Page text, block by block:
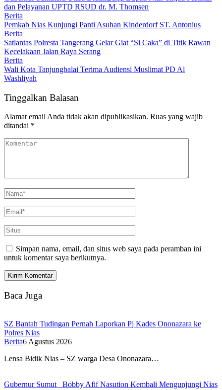
dan Pelayanan UPTD RSUD dr. M. Thomsen
Berita
Pemkab Nias Kunjungi Panti Asuhan Kinderdorf ST. Antonius
Berita
Satlantas Polresta Tangerang Gelar Giat “Si Caka” di Titik Rawan
Kecelakaan Jalan Raya Serang
Berita
Wali Kota Tanjungbalai Terima Audiensi Muslimat PD Al
Washliyah
Tinggalkan Balasan
Alamat email Anda tidak akan dipublikasikan. Ruas yang wajib
ditandai *
Simpan nama, email, dan situs web saya pada peramban ini
untuk komentar saya berikutnya.
Baca Juga
SZ Bantah Tudingan Pernah Laporkan Pj Kades Ononazara ke
Polres Nias
Berita6 Agustus 2026
Lensa Bidik Nias – SZ warga Desa Ononazara…
Gubernur Sumut Bobby Afif Nasution Kembali Mengunjungi Nias